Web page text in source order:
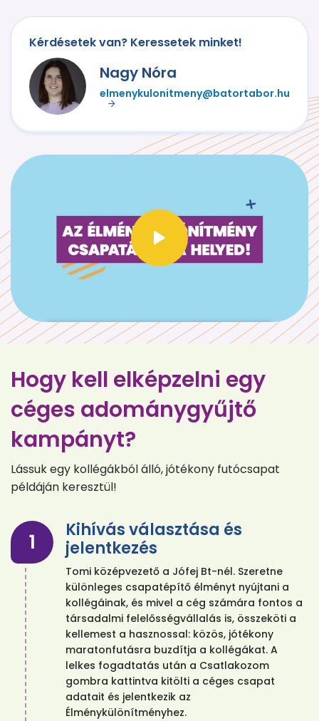
Kérdésetek van? Keressetek minket!
Nagy Nóra
elmenykulonitmeny@batortabor.hu
Hogy kell elképzelni egy
céges adománygyűjtő
kampányt?
Lássuk egy kollégákból álló, jótékony futócsapat
példáján keresztül!
1
Kihívás választása és
jelentkezés
Tomi középvezető a Jófej Bt-nél. Szeretne
különleges csapatépítő élményt nyújtani a
kollégáinak, és mivel a cég számára fontos a
társadalmi felelősségvállalás is, összeköti a
kellemest a hasznossal: közös, jótékony
maratonfutásra buzdítja a kollégákat. A
lelkes fogadtatás után a Csatlakozom
gombra kattintva kitölti a céges csapat
adatait és jelentkezik az
Élménykülönítményhez.